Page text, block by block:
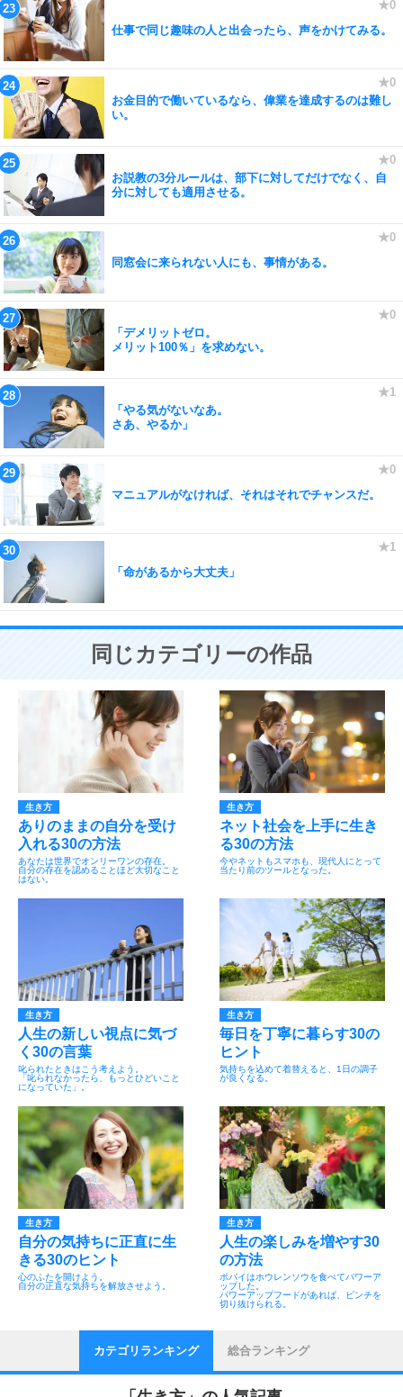
仕事で同じ趣味の人と出会ったら、声をかけてみる。
お金目的で働いているなら、偉業を達成するのは難し
い。
お説教の3分ルールは、部下に対してだけでなく、自
分に対しても適用させる。
同窓会に来られない人にも、事情がある。
「デメリットゼロ。
メリット100％」を求めない。
「やる気がないなあ。
さあ、やるか」
マニュアルがなければ、それはそれでチャンスだ。
「命があるから大丈夫」
同じカテゴリーの作品
生き方
ありのままの自分を受け
入れる30の方法
あなたは世界でオンリーワンの存在。
自分の存在を認めることほど大切なこと
はない。
生き方
ネット社会を上手に生き
る30の方法
今やネットもスマホも、現代人にとって
当たり前のツールとなった。
生き方
人生の新しい視点に気づ
く30の言葉
叱られたときはこう考えよう。
「叱られなかったら、もっとひどいこと
になっていた」。
生き方
毎日を丁寧に暮らす30の
ヒント
気持ちを込めて着替えると、1日の調子
が良くなる。
生き方
自分の気持ちに正直に生
きる30のヒント
心のふたを開けよう。
自分の正直な気持ちを解放させよう。
生き方
人生の楽しみを増やす30
の方法
ポパイはホウレンソウを食べてパワーア
ップした。
パワーアップフードがあれば、ピンチを
切り抜けられる。
カテゴリランキング 総合ランキング